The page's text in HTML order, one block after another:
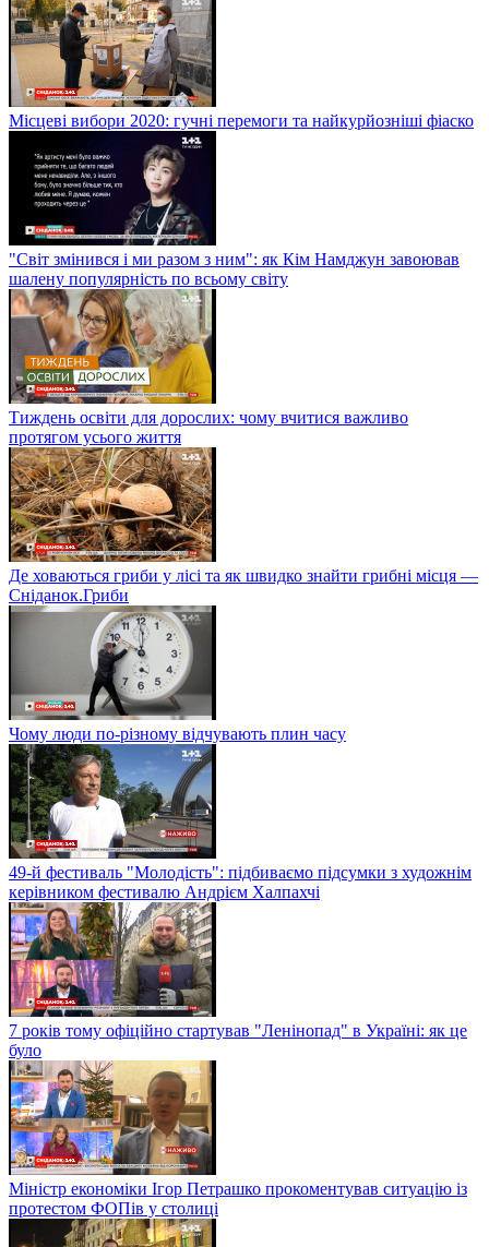
Місцеві вибори 2020: гучні перемоги та найкурйозніші фіаско
"Світ змінився і ми разом з ним": як Кім Намджун завоював
шалену популярність по всьому світу
Тиждень освіти для дорослих: чому вчитися важливо
протягом усього життя
Де ховаються гриби у лісі та як швидко знайти грибні місця —
Сніданок.Гриби
Чому люди по-різному відчувають плин часу
49-й фестиваль "Молодість": підбиваємо підсумки з художнім
керівником фестивалю Андрієм Халпахчі
7 років тому офіційно стартував "Ленінопад" в Україні: як це
було
Міністр економіки Ігор Петрашко прокоментував ситуацію із
протестом ФОПів у столиці